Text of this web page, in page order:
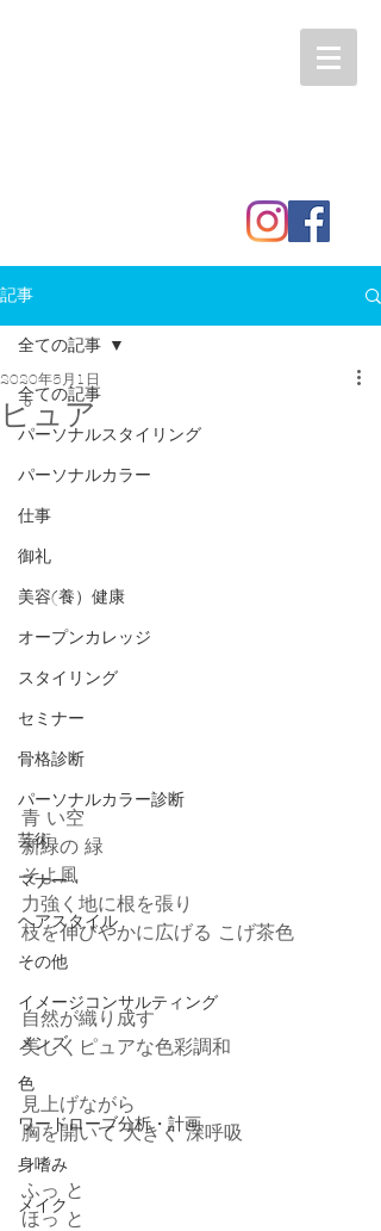
記事
全ての記事
パーソナルスタイリング
パーソナルカラー
仕事
御礼
美容(養）健康
オープンカレッジ
スタイリング
セミナー
骨格診断
パーソナルカラー診断
芸術
マナー
ヘアスタイル
その他
イメージコンサルティング
メンズ
色
ワードローブ分析・計画
身嗜み
メイク
全ての記事
ピュア
2020年5月1日
青 い空
新緑の 緑
そよ風
力強く地に根を張り
枝を伸びやかに広げる こげ茶色
自然が織り成す
美しくピュアな色彩調和
見上げながら
胸を開いて 大きく 深呼吸
ふっ と
ほっ と